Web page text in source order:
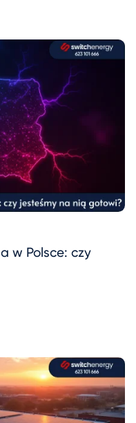
w Polsce: czy